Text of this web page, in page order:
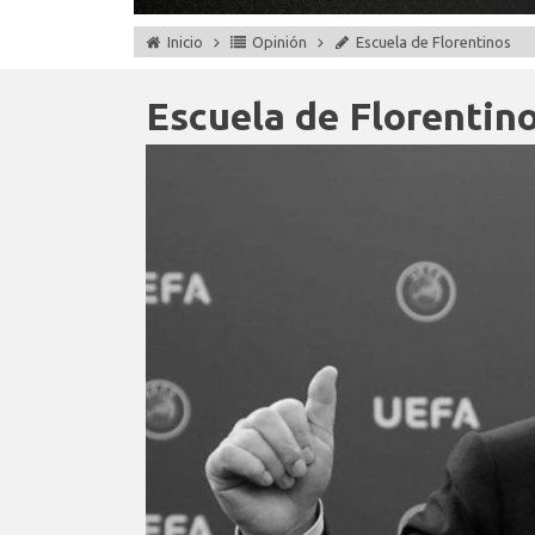
Inicio Opinión Escuela de Florentinos
Escuela de